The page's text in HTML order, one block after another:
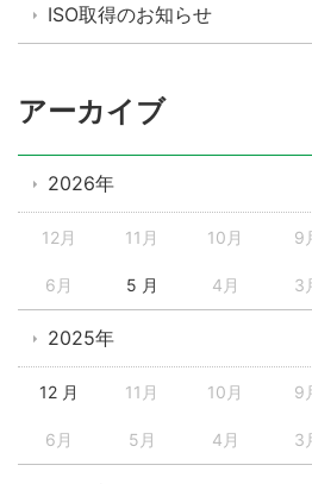
ISO取得のお知らせ
アーカイブ
2026年
12月 11月 10月 9
6月 5 月 4月 3
2025年
12 月 11月 10月 9
6月 5月 4月 3